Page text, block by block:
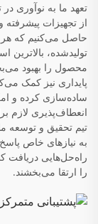
تعهد ما به نوآوری
از تجهیزات پیشرفته
حاصل می‌کنیم که هر
تولیدشده، بالاترین
محصول را بهبود
ساده‌سازی کرده و
انعطاف‌پذیری لازم
تیم تحقیق و توسعه
به نیازهای خاص
راه‌حل‌هایی دریافت
را ارتقا می‌بخشند.